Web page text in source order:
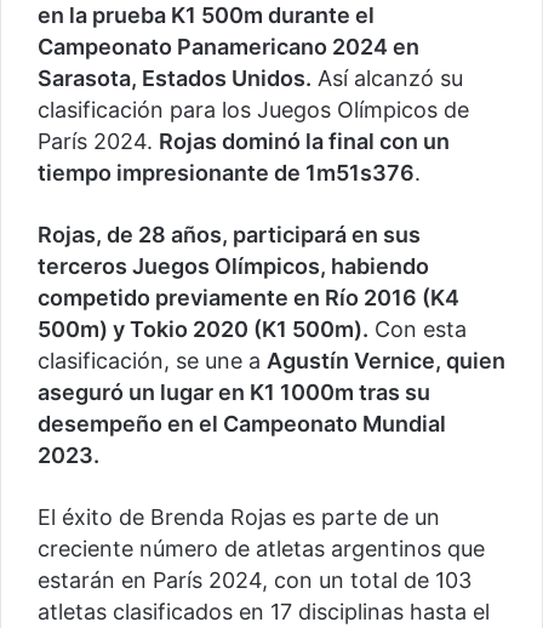
en la prueba K1 500m durante el
Campeonato Panamericano 2024 en
Sarasota, Estados Unidos. Así alcanzó su
clasificación para los Juegos Olímpicos de
París 2024. Rojas dominó la final con un
tiempo impresionante de 1m51s376.
Rojas, de 28 años, participará en sus
terceros Juegos Olímpicos, habiendo
competido previamente en Río 2016 (K4
500m) y Tokio 2020 (K1 500m). Con esta
clasificación, se une a Agustín Vernice, quien
aseguró un lugar en K1 1000m tras su
desempeño en el Campeonato Mundial
2023.
El éxito de Brenda Rojas es parte de un
creciente número de atletas argentinos que
estarán en París 2024, con un total de 103
atletas clasificados en 17 disciplinas hasta el